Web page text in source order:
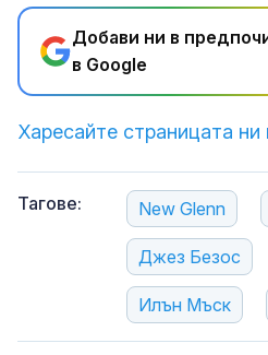
Добави ни в
в Google
Харесайте страницата
Тагове: New Glenn
Джез Безос
Илън Мъск